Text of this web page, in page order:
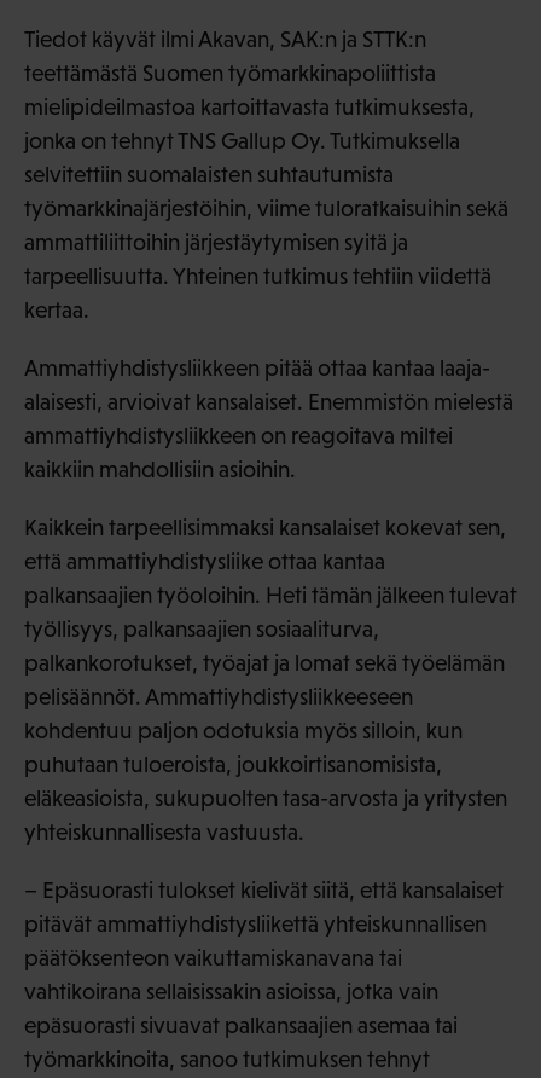
Tiedot käyvät ilmi Akavan, SAK:n ja STTK:n
teettämästä Suomen työmarkkinapoliittista
mielipideilmastoa kartoittavasta tutkimuksesta,
jonka on tehnyt TNS Gallup Oy. Tutkimuksella
selvitettiin suomalaisten suhtautumista
työmarkkinajärjestöihin, viime tuloratkaisuihin sekä
ammattiliittoihin järjestäytymisen syitä ja
tarpeellisuutta. Yhteinen tutkimus tehtiin viidettä
kertaa.
Ammattiyhdistysliikkeen pitää ottaa kantaa laaja-
alaisesti, arvioivat kansalaiset. Enemmistön mielestä
ammattiyhdistysliikkeen on reagoitava miltei
kaikkiin mahdollisiin asioihin.
Kaikkein tarpeellisimmaksi kansalaiset kokevat sen,
että ammattiyhdistysliike ottaa kantaa
palkansaajien työoloihin. Heti tämän jälkeen tulevat
työllisyys, palkansaajien sosiaaliturva,
palkankorotukset, työajat ja lomat sekä työelämän
pelisäännöt. Ammattiyhdistysliikkeeseen
kohdentuu paljon odotuksia myös silloin, kun
puhutaan tuloeroista, joukkoirtisanomisista,
eläkeasioista, sukupuolten tasa-arvosta ja yritysten
yhteiskunnallisesta vastuusta.
– Epäsuorasti tulokset kielivät siitä, että kansalaiset
pitävät ammattiyhdistysliikettä yhteiskunnallisen
päätöksenteon vaikuttamiskanavana tai
vahtikoirana sellaisissakin asioissa, jotka vain
epäsuorasti sivuavat palkansaajien asemaa tai
työmarkkinoita, sanoo tutkimuksen tehnyt